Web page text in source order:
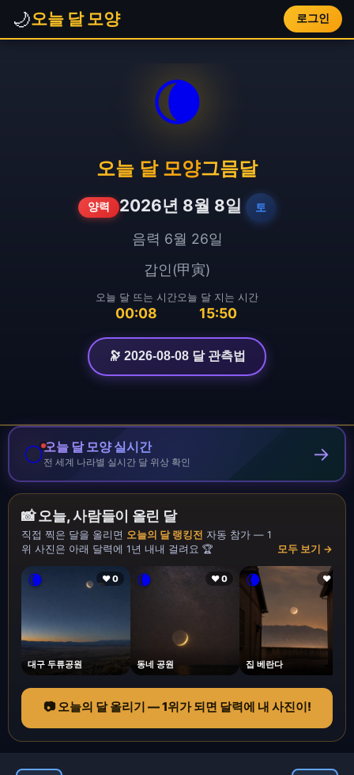
🌙오늘 달 모양 로그인
🌘
오늘 달 모양그믐달
양력 2026년 8월 8일 토
음력 6월 26일
갑인(甲寅)
오늘 달 뜨는 시간
00:08
오늘 달 지는 시간
15:50
🔭 2026-08-08 달 관측법
🌕오늘 달 모양 실시간
전 세계 나라별 실시간 달 위상 확인 →
📸 오늘, 사람들이 올린 달
직접 찍은 달을 올리면 오늘의 달 랭킹전 자동 참가 — 1
위 사진은 아래 달력에 1년 내내 걸려요 🏆
모두 보기 →
🌘 ❤ 0
대구 두류공원
🌘 ❤ 0
동네 공원
🌘 ❤ 1
집 베란다
📷 오늘의 달 올리기 — 1위가 되면 달력에 내 사진이!